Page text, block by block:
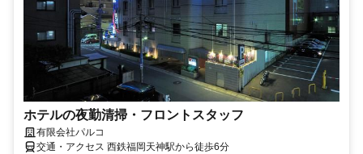
ホテルの夜勤清掃・フロントスタッフ
有限会社パルコ
交通・アクセス 西鉄福岡天神駅から徒歩6分